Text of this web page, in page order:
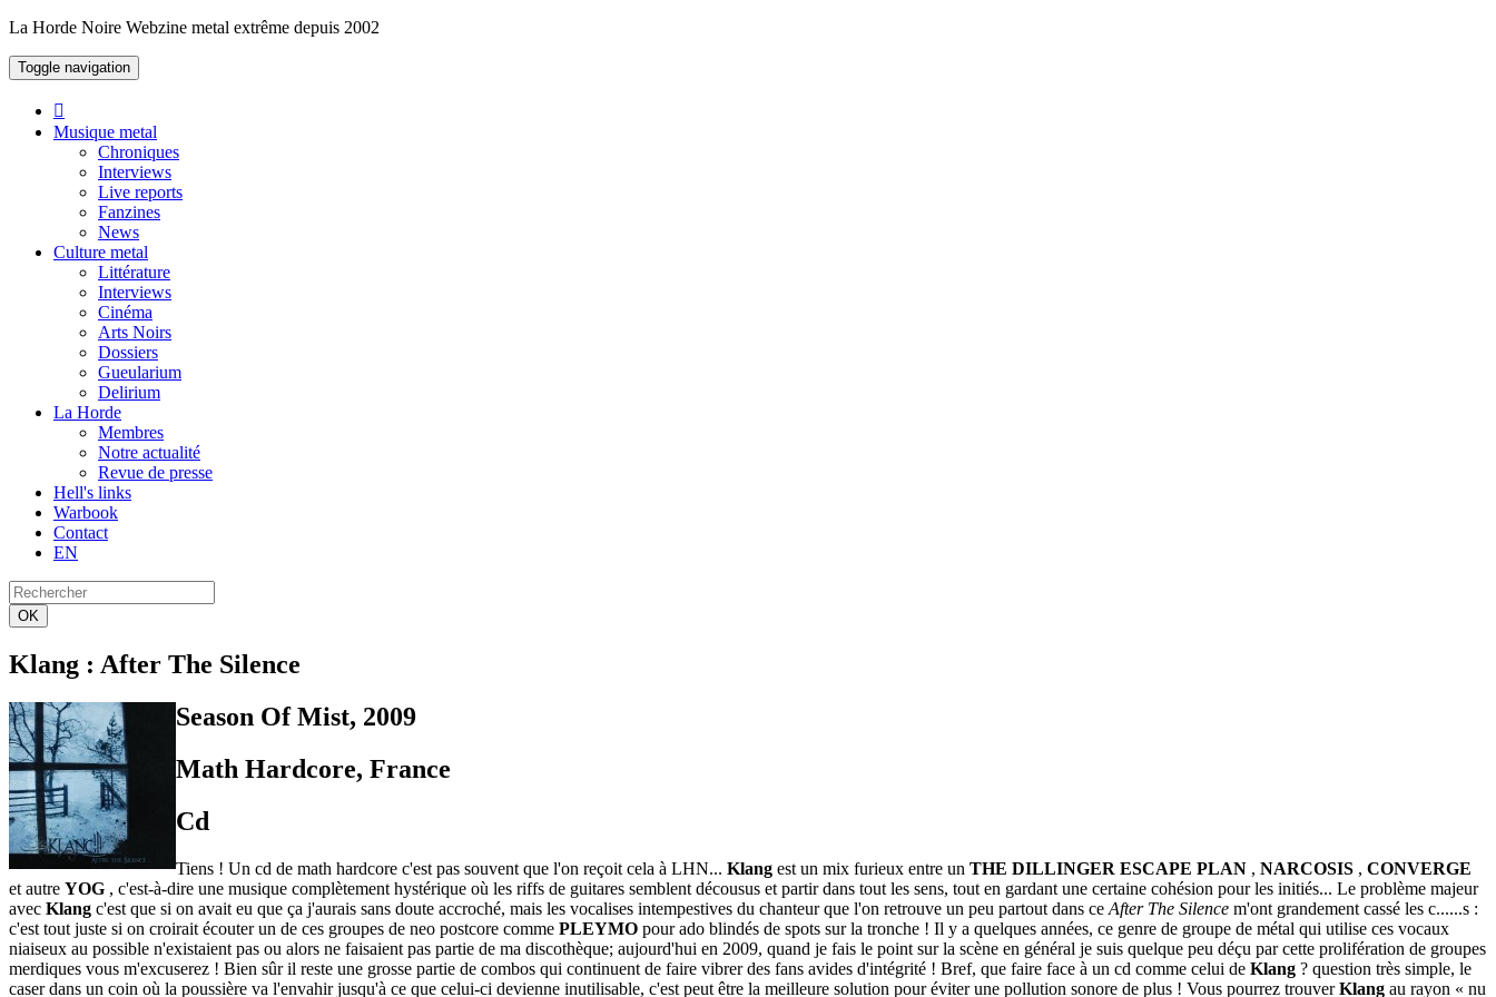
La Horde Noire Webzine metal extrême depuis 2002
Toggle navigation
Musique metal
Chroniques
Interviews
Live reports
Fanzines
News
Culture metal
Littérature
Interviews
Cinéma
Arts Noirs
Dossiers
Gueularium
Delirium
La Horde
Membres
Notre actualité
Revue de presse
Hell's links
Warbook
Contact
EN
OK
Klang : After The Silence
Season Of Mist, 2009
Math Hardcore, France
Cd
Tiens ! Un cd de math hardcore c'est pas souvent que l'on reçoit cela à LHN... Klang est un mix furieux entre un THE DILLINGER ESCAPE PLAN , NARCOSIS , CONVERGE
et autre YOG , c'est-à-dire une musique complètement hystérique où les riffs de guitares semblent décousus et partir dans tout les sens, tout en gardant une certaine cohésion pour les initiés... Le problème majeur
avec Klang c'est que si on avait eu que ça j'aurais sans doute accroché, mais les vocalises intempestives du chanteur que l'on retrouve un peu partout dans ce After The Silence m'ont grandement cassé les c......s :
c'est tout juste si on croirait écouter un de ces groupes de neo postcore comme PLEYMO pour ado blindés de spots sur la tronche ! Il y a quelques années, ce genre de groupe de métal qui utilise ces vocaux
niaiseux au possible n'existaient pas ou alors ne faisaient pas partie de ma discothèque; aujourd'hui en 2009, quand je fais le point sur la scène en général je suis quelque peu déçu par cette prolifération de groupes
merdiques vous m'excuserez ! Bien sûr il reste une grosse partie de combos qui continuent de faire vibrer des fans avides d'intégrité ! Bref, que faire face à un cd comme celui de Klang ? question très simple, le
caser dans un coin où la poussière va l'envahir jusqu'à ce que celui-ci devienne inutilisable, c'est peut être la meilleure solution pour éviter une pollution sonore de plus ! Vous pourrez trouverKlang au rayon « nu